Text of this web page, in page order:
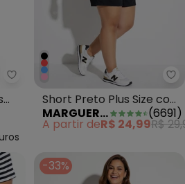
Enfim - Shorts Comfort Jeans
Short Preto Plus Size com
Bolsos Decorativos
MARGUERITE (6691)
A partir deR$ 24,99R$
-33%